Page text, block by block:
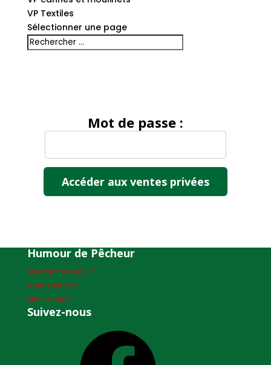
VP Textiles
Sélectionner une page
Mot de passe :
Humour de Pêcheur
Qui sommes-nous ?
Nous contacter
Mon compte
Suivez-nous